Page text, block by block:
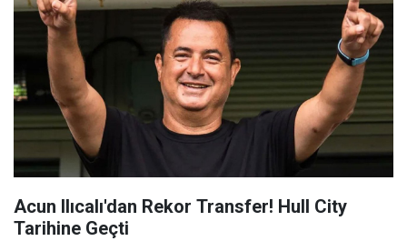
Acun Ilıcalı'dan Rekor Transfer! Hull City
Tarihine Geçti